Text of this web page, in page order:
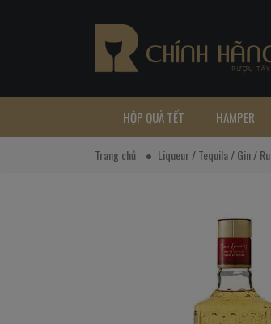
HỘP QUÀ TẾT HAMPER
Trang chủ Liqueur / Tequila / Gin /